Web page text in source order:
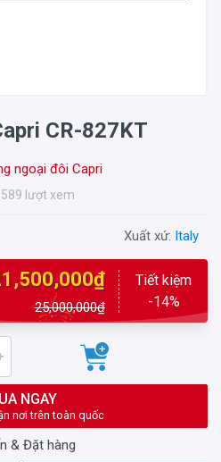
CR-827KT
ngoại đôi Capri
lượt xem
Xuất xứ: Italy
25,000,000₫
Tiết kiệm
-14%
NGAY
nơi trên toàn quốc
& Đặt hàng